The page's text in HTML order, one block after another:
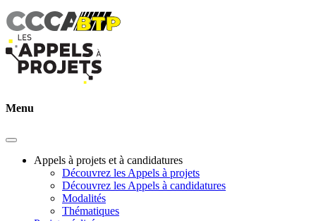
Menu
Appels à projets et à candidatures
Découvrez les Appels à projets
Découvrez les Appels à candidatures
Modalités
Thématiques